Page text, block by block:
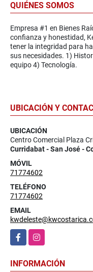
QUIÉNES SOMOS
Empresa #1 en Bienes
confianza y honestidad,
tener la integridad para
sus necesidades. 1)
equipo 4) Tecnología.
UBICACIÓN Y
UBICACIÓN
Centro Comercial Plaza
Curridabat - San José -
MÓVIL
71774602
TELÉFONO
71774602
EMAIL
FacebookInstagram
INFORMACIÓN